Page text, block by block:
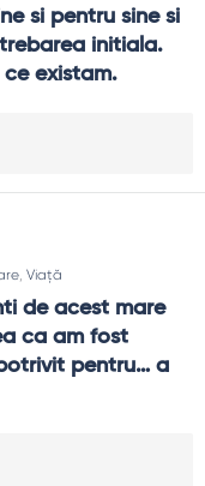
si pentru sine si
initiala.
existam.
, Viață
de acest mare
ca am fost
pentru… a